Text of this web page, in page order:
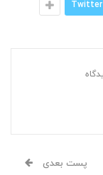
Twitter
پست بعدی